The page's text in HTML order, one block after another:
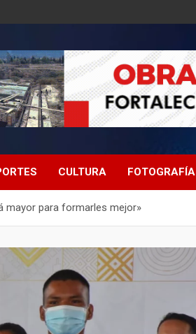
CULTURA FOTOGRAFÍA
mayor para formarles mejor»